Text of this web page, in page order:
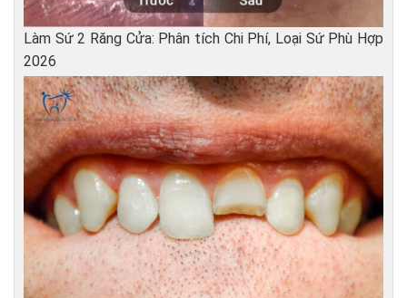
Làm Sứ 2 Răng Cửa: Phân tích Chi Phí, Loại Sứ Phù Hợp
2026